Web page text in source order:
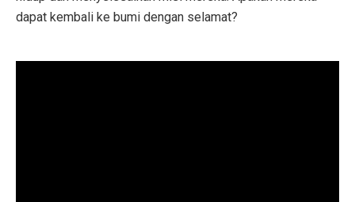
dapat kembali ke bumi dengan selamat?